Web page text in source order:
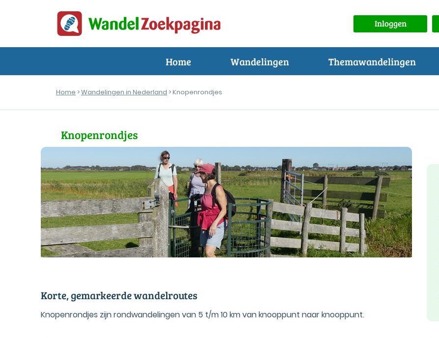
Inloggen
Home Wandelingen Themawandelingen
Home >Wandelingen in Nederland > Knopenrondjes
Knopenrondjes
Korte, gemarkeerde wandelroutes
Knopenrondjes zijn rondwandelingen van 5 t/m 10 km van knooppunt naar knooppunt.